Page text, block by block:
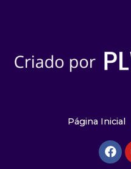
Página Inicial